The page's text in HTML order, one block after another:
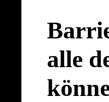
alle